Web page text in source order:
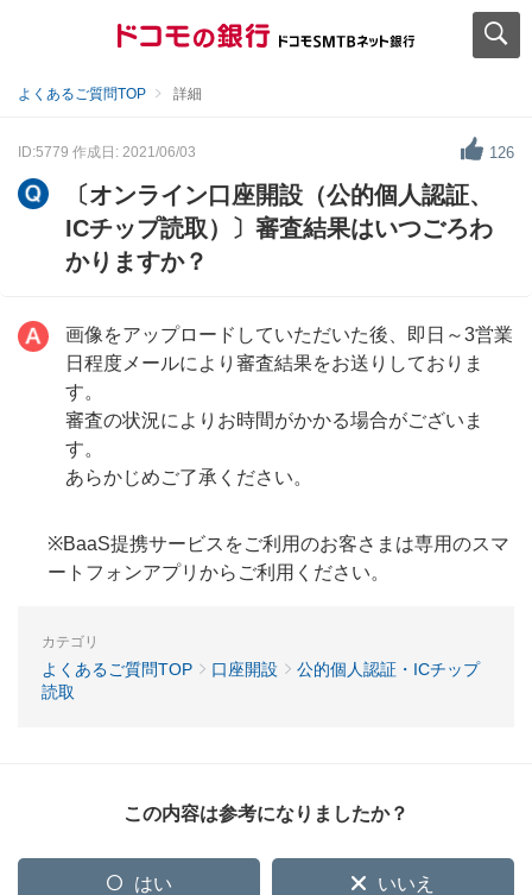
よくあるご質問TOP 詳細
ID:5779 作成日: 2021/06/03 126
〔オンライン口座開設（公的個人認証、
ICチップ読取）〕審査結果はいつごろわ
かりますか？
画像をアップロードしていただいた後、即日～3営業
日程度メールにより審査結果をお送りしておりま
す。
審査の状況によりお時間がかかる場合がございま
す。
あらかじめご了承ください。
※BaaS提携サービスをご利用のお客さまは専用のスマ
ートフォンアプリからご利用ください。
カテゴリ
よくあるご質問TOP 口座開設
公的個人認証・ICチップ
読取
この内容は参考になりましたか？
はい いいえ